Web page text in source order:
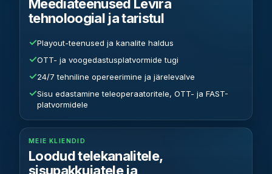
Meediateenused Levira
tehnoloogial ja taristul
✓Playout-teenused ja kanalite haldus
✓OTT- ja voogedastusplatvormide tugi
✓24/7 tehniline opereerimine ja järelevalve
✓Sisu edastamine teleoperaatoritele, OTT- ja FAST-
platvormidele
MEIE KLIENDID
Loodud telekanalitele,
sisupakkujatele ja